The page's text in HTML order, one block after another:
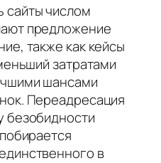
сайты числом
предложение
также как кейсы
затратами
шансами
Переадресация
безобидности
в